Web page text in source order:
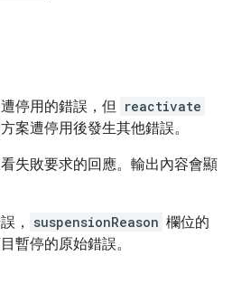
停用的錯誤，但
reactivate
案遭停用後發生其他錯誤。
失敗要求的回應。輸出內容會顯
， suspensionReason 欄位的
暫停的原始錯誤。